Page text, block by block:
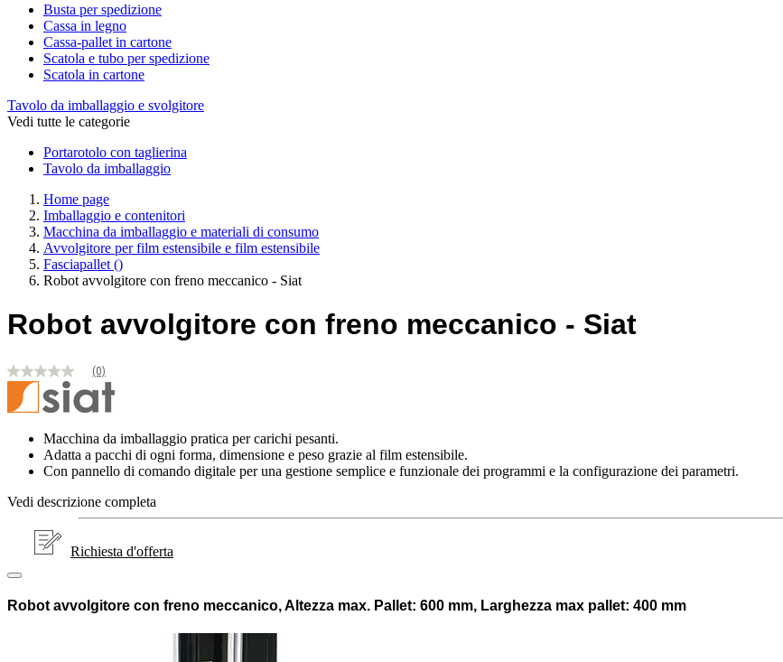
Busta per spedizione
Cassa in legno
Cassa-pallet in cartone
Scatola e tubo per spedizione
Scatola in cartone
Tavolo da imballaggio e svolgitore
Vedi tutte le categorie
Portarotolo con taglierina
Tavolo da imballaggio
Home page
Imballaggio e contenitori
Macchina da imballaggio e materiali di consumo
Avvolgitore per film estensibile e film estensibile
Fasciapallet ()
Robot avvolgitore con freno meccanico - Siat
Robot avvolgitore con freno meccanico - Siat
Nessuna
valutazione
Stesso
pagina.
(0)
Macchina da imballaggio pratica per carichi pesanti.
Adatta a pacchi di ogni forma, dimensione e peso grazie al film estensibile.
Con pannello di comando digitale per una gestione semplice e funzionale dei programmi e la configurazione dei parametri.
Vedi descrizione completa
Richiesta d'offerta
Robot avvolgitore con freno meccanico, Altezza max. Pallet: 600 mm, Larghezza max pallet: 400 mm